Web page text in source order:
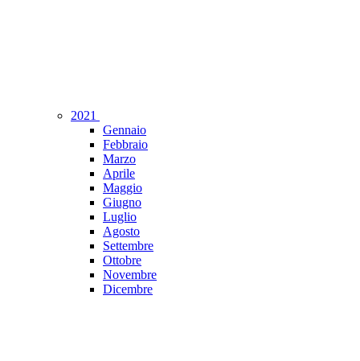
2021
Gennaio
Febbraio
Marzo
Aprile
Maggio
Giugno
Luglio
Agosto
Settembre
Ottobre
Novembre
Dicembre